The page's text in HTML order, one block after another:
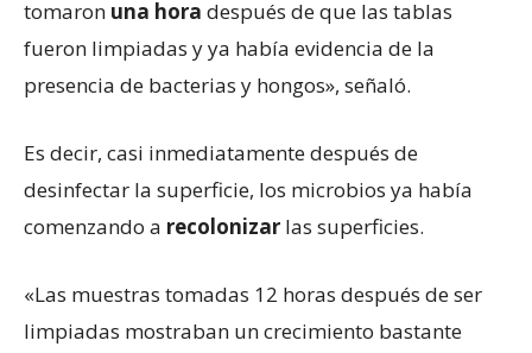
tomaron una hora después de que las tablas
fueron limpiadas y ya había evidencia de la
presencia de bacterias y hongos», señaló.
Es decir, casi inmediatamente después de
desinfectar la superficie, los microbios ya había
comenzando a recolonizar las superficies.
«Las muestras tomadas 12 horas después de ser
limpiadas mostraban un crecimiento bastante